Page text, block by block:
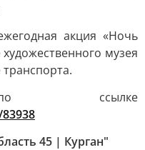
акция «Ночь
музея
по ссылке
45 | Курган"